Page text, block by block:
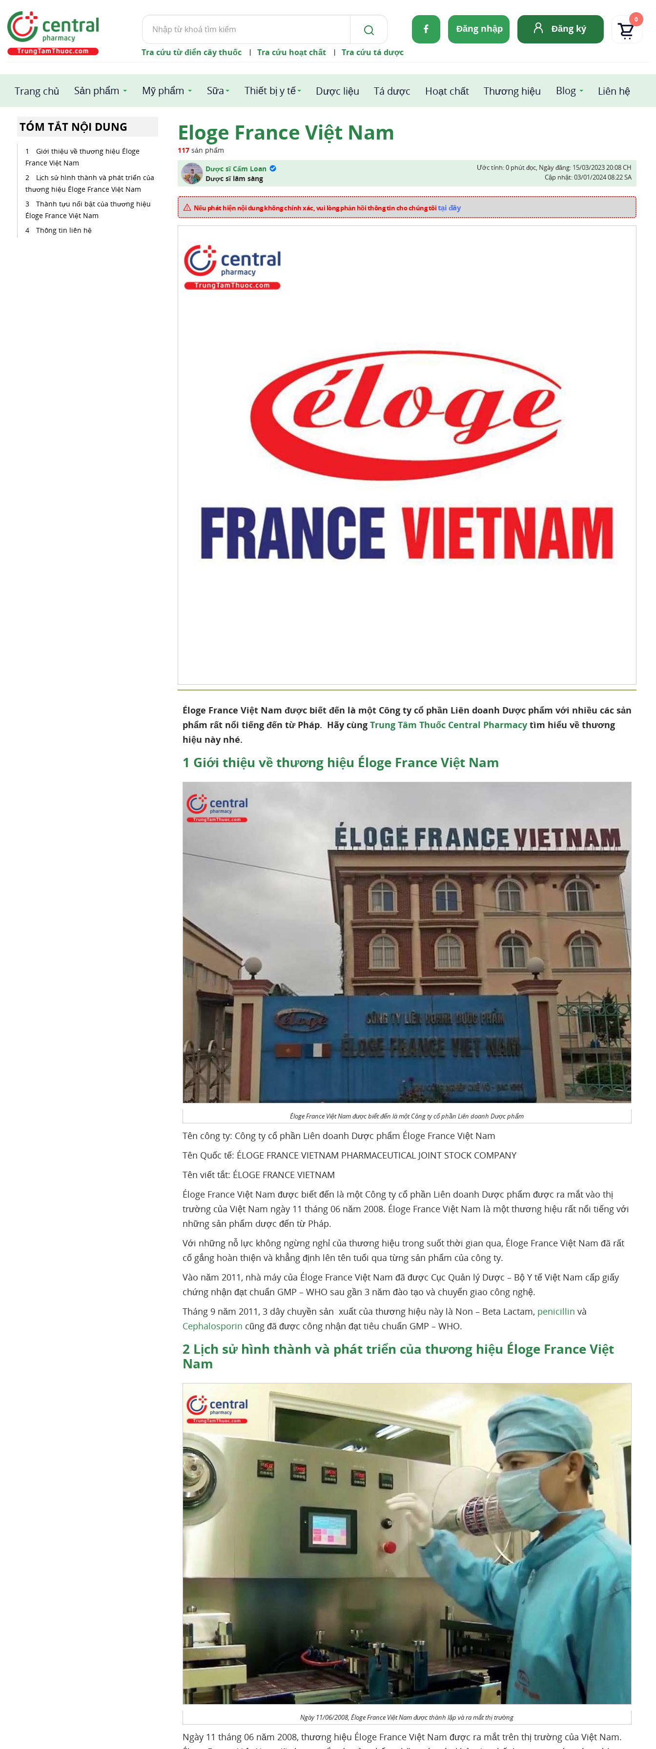
Tìm
kiếm
Đăng nhập Đăng ký
0
Tra cứu từ điển cây thuốc | Tra cứu hoạt chất | Tra cứu tá dược
Trang chủ Sản phẩm Mỹ phẩm Sữa Thiết bị y tế Dược liệu Tá dược Hoạt chất Thương hiệu Blog Liên hệ
TÓM TẮT NỘI DUNG
Giới thiệu về thương hiệu Éloge
France Việt Nam
Lịch sử hình thành và phát triển của
thương hiệu Éloge France Việt Nam
Thành tựu nổi bật của thương hiệu
Éloge France Việt Nam
Thông tin liên hệ
Eloge France Việt Nam
117sản phẩm
Dược sĩ Cẩm Loan
Dược sĩ lâm sàng
Ước tính: 0 phút đọc, Ngày đăng: 15/03/2023 20:08 CH
Cập nhật:03/01/2024 08:22 SA
Nếu phát hiện nội dung không chính xác, vui lòng phản hồi thông tin cho chúng tôitại đây
Éloge France Việt Nam được biết đến là một Công ty cổ phần Liên doanh Dược phẩm với nhiều các sản
phẩm rất nổi tiếng đến từ Pháp. Hãy cùng Trung Tâm Thuốc Central Pharmacytìm hiểu về thương
hiệu này nhé.
1 Giới thiệu về thương hiệu Éloge France Việt Nam
Éloge France Việt Nam được biết đến là một Công ty cổ phần Liên doanh Dược phẩm
Tên công ty: Công ty cổ phần Liên doanh Dược phẩm Éloge France Việt Nam
Tên Quốc tế: ÉLOGE FRANCE VIETNAM PHARMACEUTICAL JOINT STOCK COMPANY
Tên viết tắt: ÉLOGE FRANCE VIETNAM
Éloge France Việt Nam được biết đến là một Công ty cổ phần Liên doanh Dược phẩm được ra mắt vào thị
trường của Việt Nam ngày 11 tháng 06 năm 2008. Éloge France Việt Nam là một thương hiệu rất nổi tiếng với
những sản phẩm dược đến từ Pháp.
Với những nỗ lực không ngừng nghỉ của thương hiệu trong suốt thời gian qua, Éloge France Việt Nam đã rất
cố gắng hoàn thiện và khẳng định lên tên tuổi qua từng sản phẩm của công ty.
Vào năm 2011, nhà máy của Éloge France Việt Nam đã được Cục Quản lý Dược – Bộ Y tế Việt Nam cấp giấy
chứng nhận đạt chuẩn GMP – WHO sau gần 3 năm đào tạo và chuyển giao công nghệ.
Tháng 9 năm 2011, 3 dây chuyền sản xuất của thương hiệu này là Non – Beta Lactam, penicillin và
Cephalosporin cũng đã được công nhận đạt tiêu chuẩn GMP – WHO.
2 Lịch sử hình thành và phát triển của thương hiệu Éloge France Việt
Nam
Ngày 11/06/2008, Éloge France Việt Nam được thành lập và ra mắt thị trường
Ngày 11 tháng 06 năm 2008, thương hiệu Éloge France Việt Nam được ra mắt trên thị trường của Việt Nam.